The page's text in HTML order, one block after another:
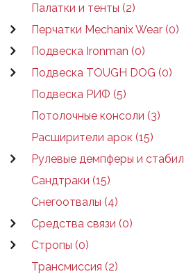
Палатки и тенты (2)
Перчатки Mechanix Wear (0)
Подвеска Ironman (0)
Подвеска TOUGH DOG (0)
Подвеска РИФ (5)
Потолочные консоли (3)
Расширители арок (15)
Рулевые демпферы и
Сандтраки (15)
Снегоотвалы (4)
Средства связи (0)
Стропы (0)
Трансмиссия (2)